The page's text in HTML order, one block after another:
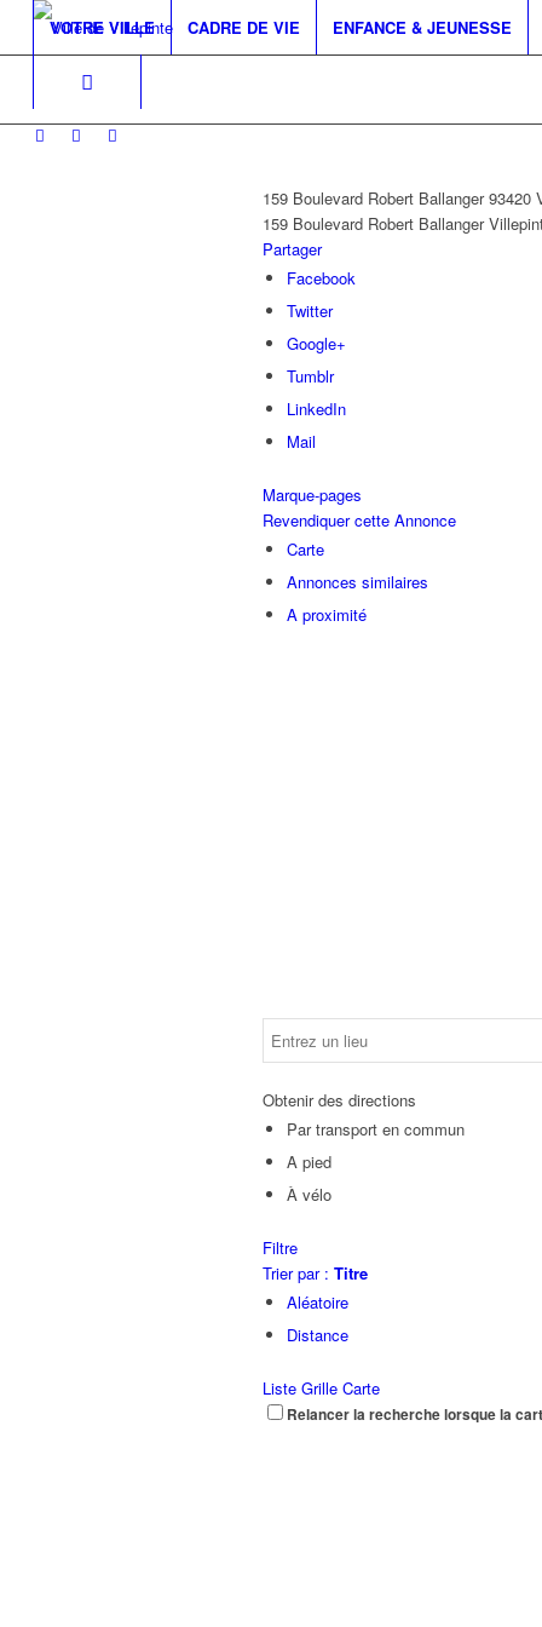
VOTRE VILLE CADRE DE VIE ENFANCE & JEUNESSE
159 Boulevard Robert Ballanger 93420
159 Boulevard Robert Ballanger
Partager
Facebook
Twitter
Google+
Tumblr
LinkedIn
Mail
Marque-pages
Revendiquer cette Annonce
Carte
Annonces similaires
A proximité
Obtenir des directions
Par transport en commun
A pied
À vélo
Filtre
Trier par : Titre
Aléatoire
Distance
Liste Grille Carte
Relancer la recherche lorsque la